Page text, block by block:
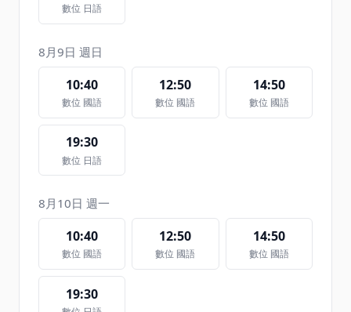
數位 日語
8月9日 週日
10:40
數位 國語
12:50
數位 國語
14:50
數位 國語
19:30
數位 日語
8月10日 週一
10:40
數位 國語
12:50
數位 國語
14:50
數位 國語
19:30